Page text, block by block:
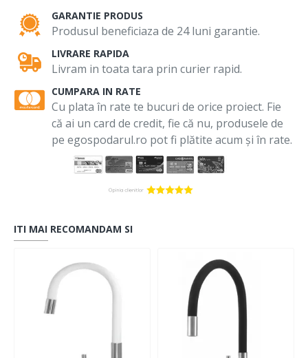
GARANTIE PRODUS
Produsul beneficiaza de 24 luni garantie.
LIVRARE RAPIDA
Livram in toata tara prin curier rapid.
CUMPARA IN RATE
Cu plata în rate te bucuri de orice proiect. Fie
că ai un card de credit, fie că nu, produsele de
pe egospodarul.ro pot fi plătite acum și în rate.
ITI MAI RECOMANDAM SI